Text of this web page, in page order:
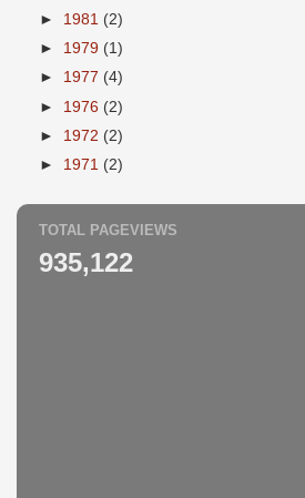
► 1981 (2)
► 1979 (1)
► 1977 (4)
► 1976 (2)
► 1972 (2)
► 1971 (2)
TOTAL PAGEVIEWS
935,122